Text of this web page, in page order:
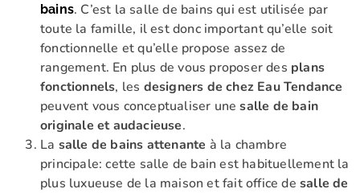
bains. C’est la salle de bains qui est utilisée par
toute la famille, il est donc important qu’elle soit
fonctionnelle et qu’elle propose assez de
rangement. En plus de vous proposer des plans
fonctionnels, les designers de chez Eau Tendance
peuvent vous conceptualiser unesalle de bain
originale et audacieuse.
La salle de bains attenante à la chambre
principale: cette salle de bain est habituellement la
plus luxueuse de la maison et fait office desalle de